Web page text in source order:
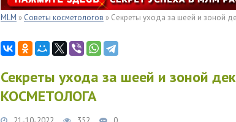
MLM » Советы косметологов » Секреты ухода за шеей и зоной
Секреты ухода за шеей и зоной
КОСМЕТОЛОГА